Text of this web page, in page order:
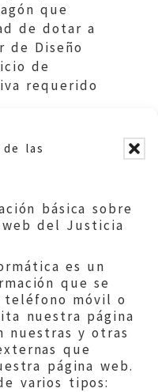
las
básica sobre
del Justicia
es un
que se
teléfono móvil o
nuestra página
nuestras y otras
que
página web.
varios tipos:
que
de dotar a
de Diseño
de
requerido